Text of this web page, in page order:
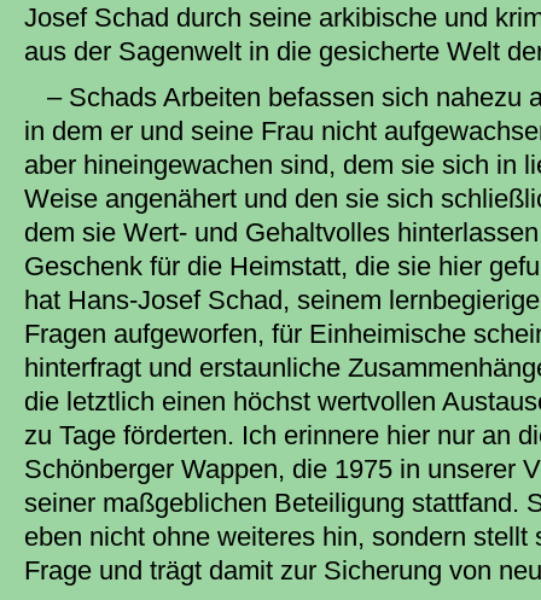
Josef Schad durch seine arkibische und
aus der Sagenwelt in die gesicherte Welt
– Schads Arbeiten befassen sich nahezu
in dem er und seine Frau nicht
aber hineingewachen sind, dem sie sich in
Weise angenähert und den sie sich
dem sie Wert- und Gehaltvolles
Geschenk für die Heimstatt, die sie hier
hat Hans-Josef Schad, seinem
Fragen aufgeworfen, für Einheimische
hinterfragt und erstaunliche
die letztlich einen höchst wertvollen
zu Tage förderten. Ich erinnere hier nur an
Schönberger Wappen, die 1975 in unserer
seiner maßgeblichen Beteiligung stattfand.
eben nicht ohne weiteres hin, sondern stellt
Frage und trägt damit zur Sicherung von